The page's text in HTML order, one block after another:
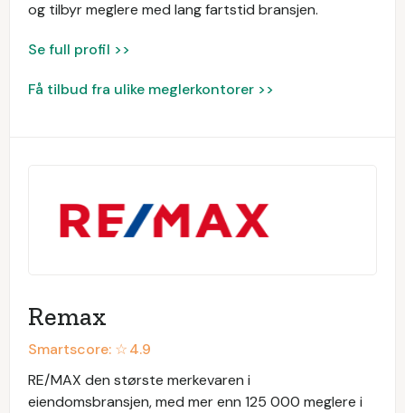
og tilbyr meglere med lang fartstid bransjen.
Se full profil >>
Få tilbud fra ulike meglerkontorer >>
Remax
Smartscore: ☆4.9
RE/MAX den største merkevaren i
eiendomsbransjen, med mer enn 125 000 meglere i